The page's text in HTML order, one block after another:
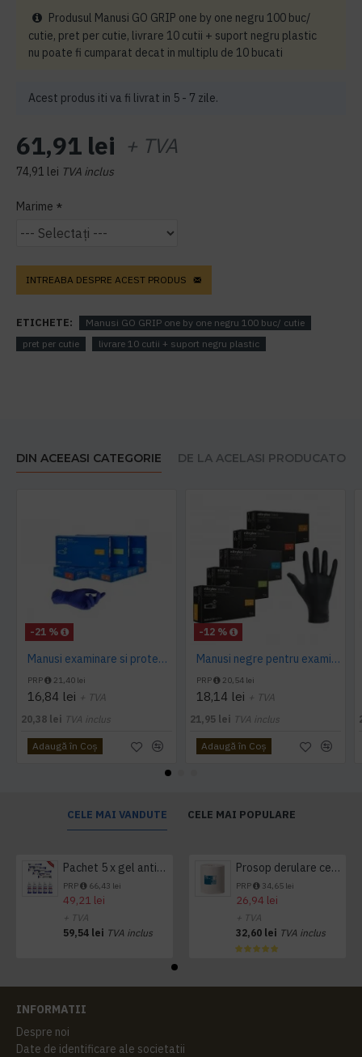
Acest produs iti va fi livrat in 5 - 7 zile.
61,91 lei + TVA
74,91 lei TVA inclus
Marime
Produsul Manusi GO GRIP one by one negru 100 buc/
cutie, pret per cutie, livrare 10 cutii + suport negru plastic
nu poate fi cumparat decat in multiplu de 10 bucati
INTREABA DESPRE ACEST PRODUS
ETICHETE:
Manusi GO GRIP one by one negru 100 buc/ cutie
pret per cutie
livrare 10 cutii + suport negru plastic
DIN ACEEASI CATEGORIE DE LA ACELASI PRODUCATOR
-21 %
Manusi examinare si protectie Nitrylex Basic, 100 buc/cutie
PRP 21,40 lei
16,84 lei + TVA
20,38 lei TVA inclus
Adaugă în Coş
-12 %
Manusi negre pentru examinare si protectie Nitrylex, 100buc/set
PRP 20,54 lei
18,14 lei + TVA
21,95 lei TVA inclus
Adaugă în Coş
CELE MAI VANDUTE CELE MAI POPULARE
Pachet 5 x gel antibacterian 50ml si 3 x Servetele antibacteriene 48 buc Hygienium
PRP 66,43 lei
49,21 lei
+ TVA
59,54 lei TVA inclus
Prosop derulare centrala 1 pliu, 300 m Tork
PRP 34,65 lei
26,94 lei
+ TVA
32,60 lei TVA inclus
INFORMATII
Despre noi
Date de identificare ale societatii